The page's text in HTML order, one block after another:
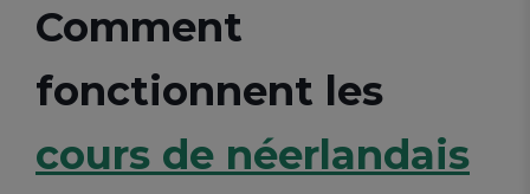
Comment
fonctionnent les
cours de néerlandais